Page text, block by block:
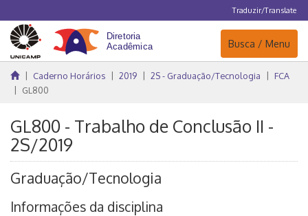
Traduzir/Translate
Navegação
Busca / Menu
Caderno Horários 2019 2S - Graduação/Tecnologia
FCA
GL800
GL800 - Trabalho de Conclusão II -
2S/2019
Graduação/Tecnologia
Informações da disciplina